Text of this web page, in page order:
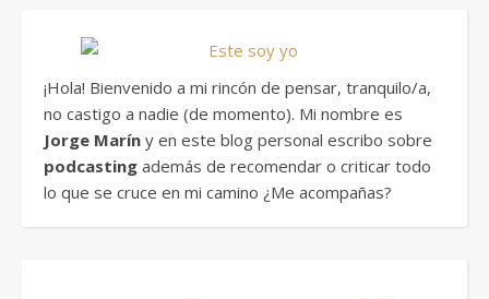
¡Hola! Bienvenido a mi rincón de pensar, tranquilo/a,
no castigo a nadie (de momento). Mi nombre es
Jorge Marín y en este blog personal escribo sobre
podcasting además de recomendar o criticar todo
lo que se cruce en mi camino ¿Me acompañas?